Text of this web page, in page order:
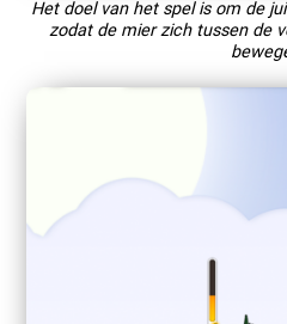
Het doel van het spel is om de
zodat de mier zich tussen de